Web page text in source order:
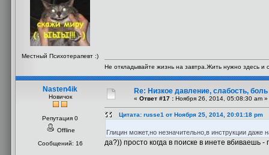
Местный Психотерапевт :)
Не откладывайте жизнь на завтра.Жить нужно здесь и
Nasten4ik
Новичок
Репутация 0
Offline
Сообщений: 16
Re: Низкое давление, слабость,
« Ответ #17 : Ноября 26, 2014, 05:08:30 am »
Цитата: russe1 от Ноября 25, 2014, 20:01:18 pm
Глицин может,но незначительно,в инструкции
да?)) просто когда в поиске в инете вбиваешь